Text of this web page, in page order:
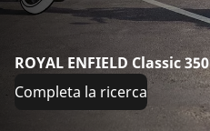
ROYAL ENFIELD Classic 350
Completa la ricerca